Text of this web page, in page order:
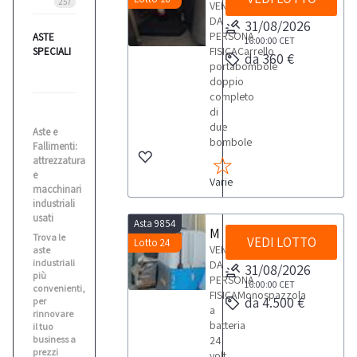
ASTE
SPECIALI
Aste e
Fallimenti:
attrezzatura
e
macchinari
industriali
usati
Trova le
aste
industriali
più
convenienti,
per
rinnovare
il tuo
business a
prezzi
VENDITA
DA
PERSONA
FISICACarrello
portabombole
doppio
completo
di
due
bombole
Varie
31/08/2026
16:00:00 CET
da 360 €
Asta 9854
Lotto 24
VENDITA
DA
PERSONA
FISICAMonospazzola
a
batteria
24
VEDI LOTTO
31/08/2026
16:00:00 CET
da 4.500 €